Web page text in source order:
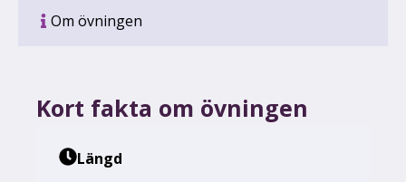
Om övningen
Kort fakta om övningen
Längd